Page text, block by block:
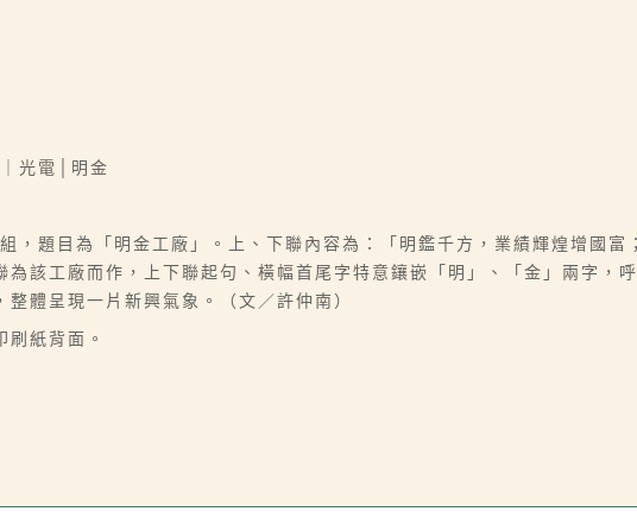
光電│明金
，題目為「明金工廠」。上、下聯內容為：「明鑑千方，業績輝煌增國
為該工廠而作，上下聯起句、橫幅首尾字特意鑲嵌「明」、「金」兩字，
體呈現一片新興氣象。（文／許仲南）
紙背面。